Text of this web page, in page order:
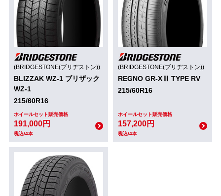
(BRIDGESTONE(ブリヂストン))
BLIZZAK WZ-1 ブリザック
WZ-1
215/60R16
ホイールセット販売価格
191,000円
税込/4本
(BRIDGESTONE(ブリヂストン))
REGNO GR-XⅢ TYPE RV
215/60R16
ホイールセット販売価格
157,200円
税込/4本